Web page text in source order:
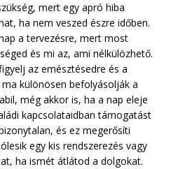
mert egy apró hiba
ha nem veszed észre időben.
a tervezésre, mert most
és mi az, ami nélkülözhető.
az emésztésedre és a
különösen befolyásolják a
még akkor is, ha a nap eleje
kapcsolataidban támogatást
és ez megerősíti
egy kis rendszerezés vagy
ha ismét átlátod a dolgokat.